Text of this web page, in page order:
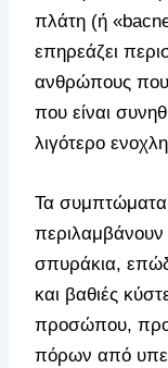
πλάτη (ή
επηρεάζει
ανθρώπους
που είναι
λιγότερο
Τα συμπτώματα
σπυράκια,
και βαθιές
προσώπου,
πόρων από